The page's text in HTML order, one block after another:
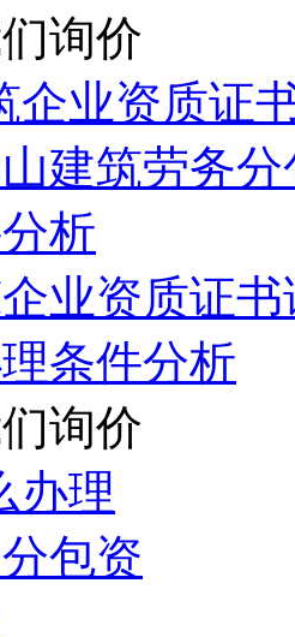
询价
业资质证
条件分析
询价